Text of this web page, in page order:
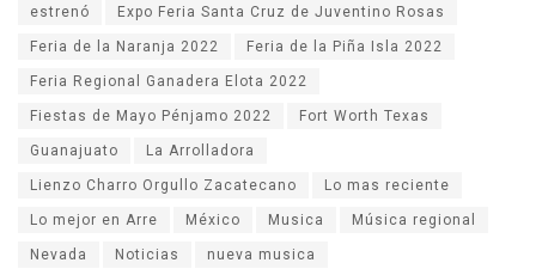
estrenó Expo Feria Santa Cruz de Juventino Rosas
Feria de la Naranja 2022 Feria de la Piña Isla 2022
Feria Regional Ganadera Elota 2022
Fiestas de Mayo Pénjamo 2022 Fort Worth Texas
Guanajuato La Arrolladora
Lienzo Charro Orgullo Zacatecano Lo mas reciente
Lo mejor en Arre México Musica Música regional
Nevada Noticias nueva musica